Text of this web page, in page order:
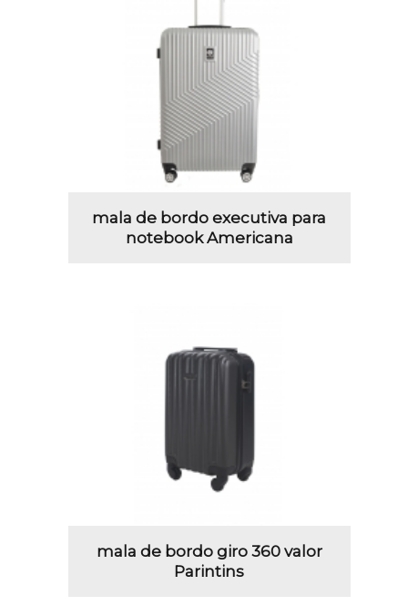
mala de bordo executiva para
notebook Americana
mala de bordo giro 360 valor
Parintins